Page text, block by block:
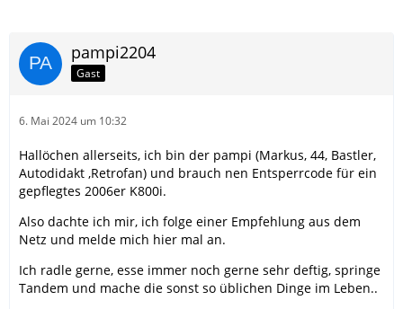
pampi2204
Gast
6. Mai 2024 um 10:32
Hallöchen allerseits, ich bin der pampi (Markus, 44, Bastler,
Autodidakt ,Retrofan) und brauch nen Entsperrcode für ein
gepflegtes 2006er K800i.
Also dachte ich mir, ich folge einer Empfehlung aus dem
Netz und melde mich hier mal an.
Ich radle gerne, esse immer noch gerne sehr deftig, springe
Tandem und mache die sonst so üblichen Dinge im Leben..